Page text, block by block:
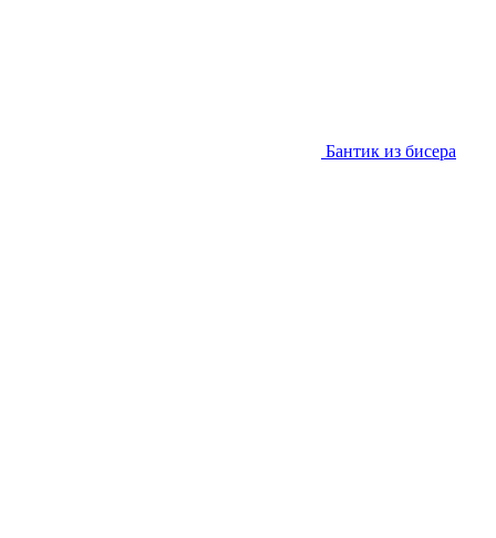
Бантик из бисера